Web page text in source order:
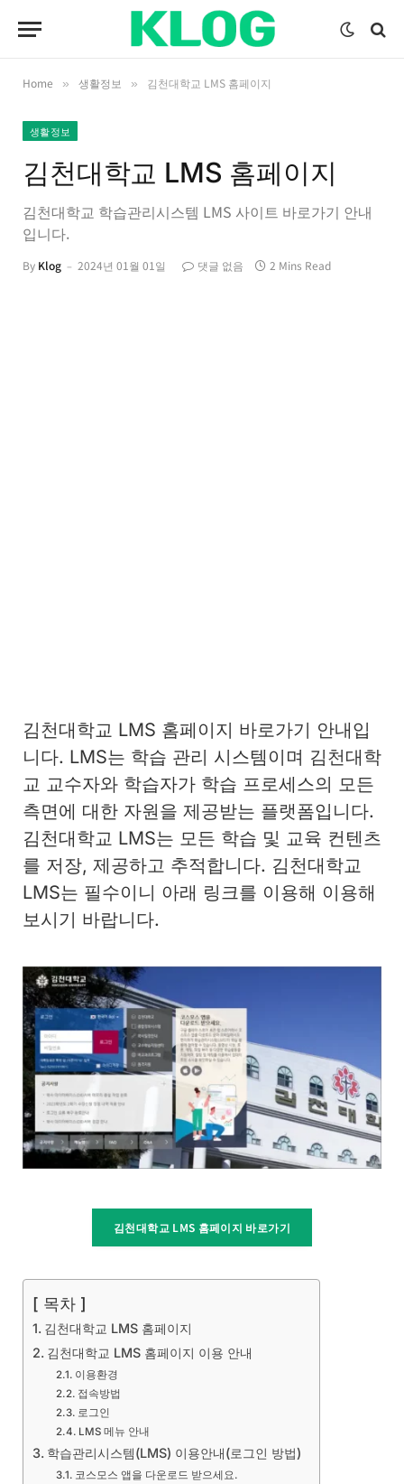
Home » 생활정보 » 김천대학교 LMS 홈페이지
생활정보
김천대학교 LMS 홈페이지
김천대학교 학습관리시스템 LMS 사이트 바로가기 안내
입니다.
By Klog 2024년 01월 01일 댓글 없음 2 Mins Read
김천대학교 LMS 홈페이지 바로가기 안내입
니다. LMS는 학습 관리 시스템이며 김천대학
교 교수자와 학습자가 학습 프로세스의 모든
측면에 대한 자원을 제공받는 플랫폼입니다.
김천대학교 LMS는 모든 학습 및 교육 컨텐츠
를 저장, 제공하고 추적합니다. 김천대학교
LMS는 필수이니 아래 링크를 이용해 이용해
보시기 바랍니다.
김천대학교 LMS 홈페이지 바로가기
[ 목차 ]
김천대학교 LMS 홈페이지
김천대학교 LMS 홈페이지 이용 안내
이용환경
접속방법
로그인
LMS 메뉴 안내
학습관리시스템(LMS) 이용안내(로그인 방법)
코스모스 앱을 다운로드 받으세요.